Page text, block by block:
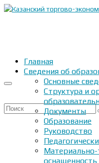
Искать:
Главная
Сведения об
Основные
Структура и
Документы
Образование
Руководство
Материально-
оснащенность